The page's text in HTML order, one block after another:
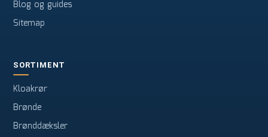
Blog og guides
Sitemap
SORTIMENT
Kloakrør
Brønde
Brønddæksler